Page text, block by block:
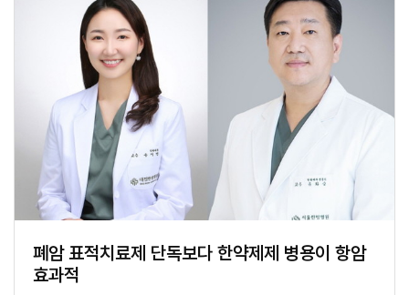
폐암 표적치료제 단독보다 한약제제 병용이 항암
효과적